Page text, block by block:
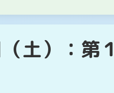
土）：第